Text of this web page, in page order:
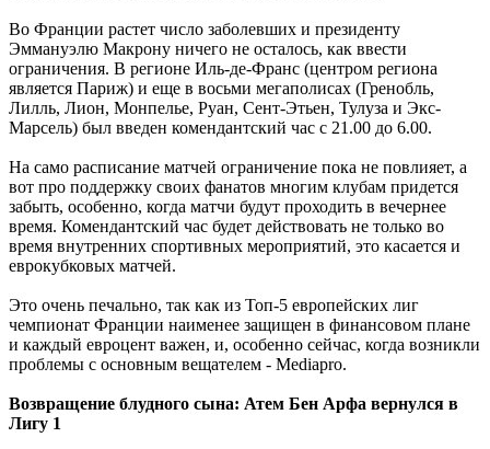
Во Франции растет число заболевших и президенту
Эммануэлю Макрону ничего не осталось, как ввести
ограничения. В регионе Иль-де-Франс (центром региона
является Париж) и еще в восьми мегаполисах (Гренобль,
Лилль, Лион, Монпелье, Руан, Сент-Этьен, Тулуза и Экс-
Марсель) был введен комендантский час с 21.00 до 6.00.
На само расписание матчей ограничение пока не повлияет, а
вот про поддержку своих фанатов многим клубам придется
забыть, особенно, когда матчи будут проходить в вечернее
время. Комендантский час будет действовать не только во
время внутренних спортивных мероприятий, это касается и
еврокубковых матчей.
Это очень печально, так как из Топ-5 европейских лиг
чемпионат Франции наименее защищен в финансовом плане
и каждый евроцент важен, и, особенно сейчас, когда возникли
проблемы с основным вещателем - Mediapro.
Возвращение блудного сына: Атем Бен Арфа вернулся в
Лигу 1